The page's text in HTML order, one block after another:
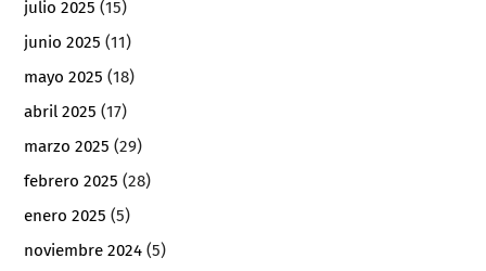
julio 2025 (15)
junio 2025 (11)
mayo 2025 (18)
abril 2025 (17)
marzo 2025 (29)
febrero 2025 (28)
enero 2025 (5)
noviembre 2024 (5)